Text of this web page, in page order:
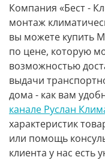
Компания «Бест -
монтаж
вы можете купить
по цене, которую
возможностью
выдачи
дома - как вам
канале Руслан
характеристик
или помощь
клиента у нас есть